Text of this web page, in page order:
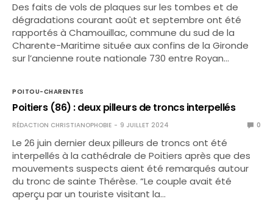
Des faits de vols de plaques sur les tombes et de
dégradations courant août et septembre ont été
rapportés à Chamouillac, commune du sud de la
Charente-Maritime située aux confins de la Gironde
sur l’ancienne route nationale 730 entre Royan…
POITOU-CHARENTES
Poitiers (86) : deux pilleurs de troncs interpellés
RÉDACTION CHRISTIANOPHOBIE 9 JUILLET 2024 0
Le 26 juin dernier deux pilleurs de troncs ont été
interpellés à la cathédrale de Poitiers après que des
mouvements suspects aient été remarqués autour
du tronc de sainte Thérèse. “Le couple avait été
aperçu par un touriste visitant la…